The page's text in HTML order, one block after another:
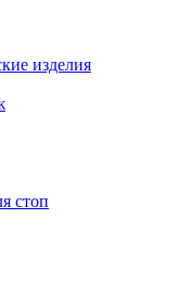
изделия
стоп